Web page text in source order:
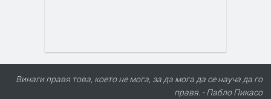
Винаги правя това, което не мога, за да мога да се науча да го
правя. - Пабло Пикасо